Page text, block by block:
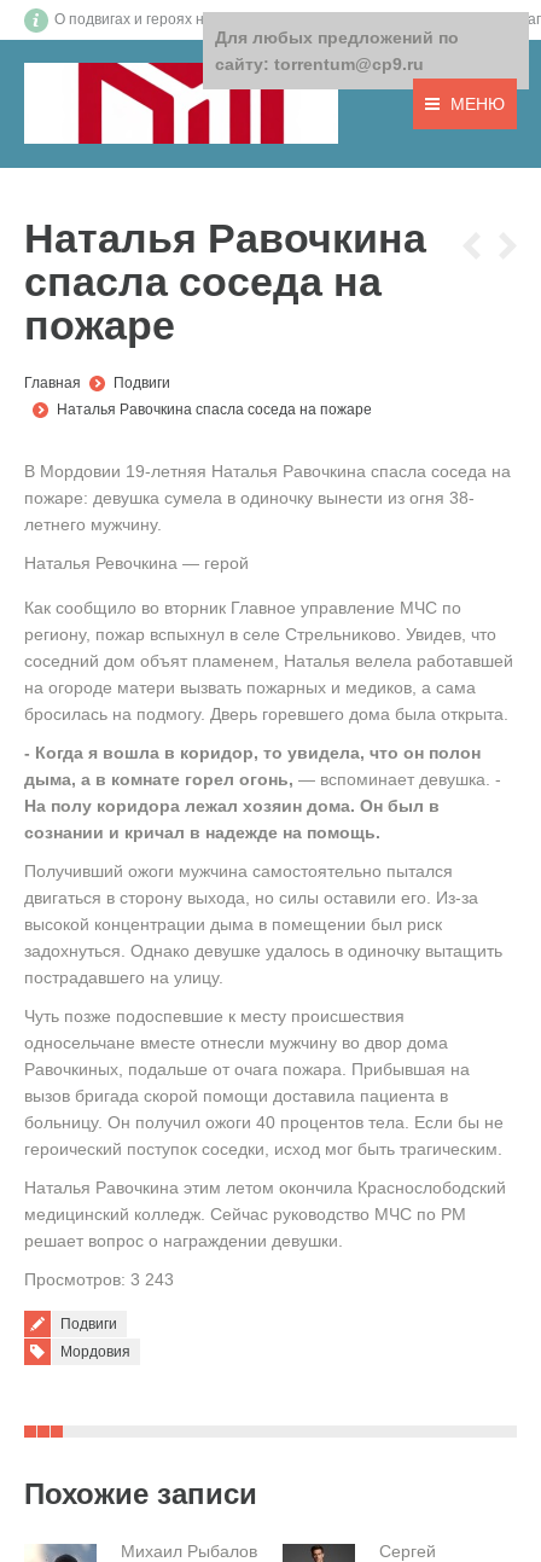
О подвигах и героях нашего времени! О том, что важно! О
МЕНЮ
Наталья Равочкина
спасла соседа на
пожаре
You are here:
Главная
Подвиги
Наталья Равочкина спасла соседа на пожаре
В Мордовии 19-летняя Наталья Равочкина спасла соседа на
пожаре: девушка сумела в одиночку вынести из огня 38-
летнего мужчину.
Наталья Ревочкина — герой
Как сообщило во вторник Главное управление МЧС по
региону, пожар вспыхнул в селе Стрельниково. Увидев, что
соседний дом объят пламенем, Наталья велела работавшей
на огороде матери вызвать пожарных и медиков, а сама
бросилась на подмогу. Дверь горевшего дома была открыта.
- Когда я вошла в коридор, то увидела, что он полон
дыма, а в комнате горел огонь, — вспоминает девушка. -
На полу коридора лежал хозяин дома. Он был в
сознании и кричал в надежде на помощь.
Получивший ожоги мужчина самостоятельно пытался
двигаться в сторону выхода, но силы оставили его. Из-за
высокой концентрации дыма в помещении был риск
задохнуться. Однако девушке удалось в одиночку вытащить
пострадавшего на улицу.
Чуть позже подоспевшие к месту происшествия
односельчане вместе отнесли мужчину во двор дома
Равочкиных, подальше от очага пожара. Прибывшая на
вызов бригада скорой помощи доставила пациента в
больницу. Он получил ожоги 40 процентов тела. Если бы не
героический поступок соседки, исход мог быть трагическим.
Наталья Равочкина этим летом окончила Краснослободский
медицинский колледж. Сейчас руководство МЧС по РМ
решает вопрос о награждении девушки.
Просмотров: 3 243
Подвиги
Tags:
Мордовия
Похожие записи
Михаил Рыбалов
Сергей
Для любых предложений по
сайту: torrentum@cp9.ru